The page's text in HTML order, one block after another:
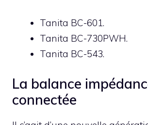
Tanita BC-601.
Tanita BC-730PWH.
Tanita BC-543.
La balance
connectée